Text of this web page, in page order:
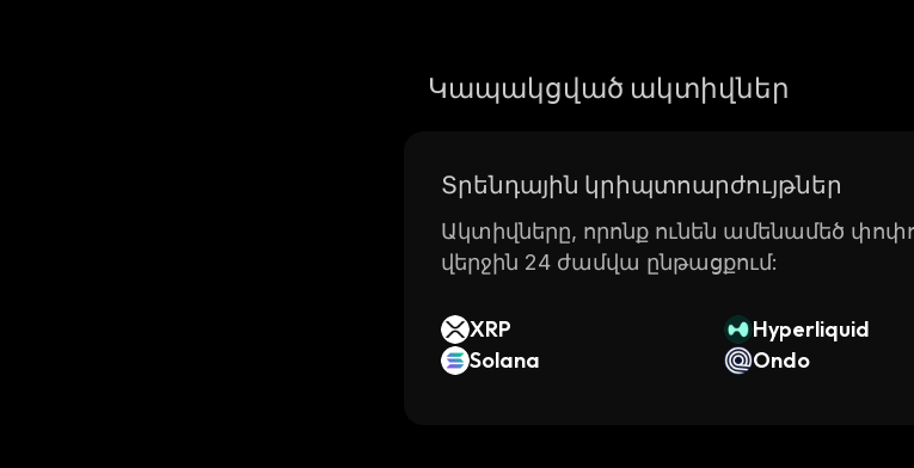
Կապակցված ակտիվներ
Տրենդային կրիպտոարժույթներ
Ակտիվները, որոնք ունեն ամենամեծ
վերջին 24 ժամվա ընթացքում:
XRP Hyperliquid
Solana
Ondo